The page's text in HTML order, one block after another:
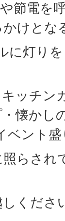
節電を
けとな
に灯り
ッチン
懐かし
ベント
らされ
くださ